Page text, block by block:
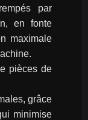
par
en fonte
maximale
pièces de
grâce
minimise